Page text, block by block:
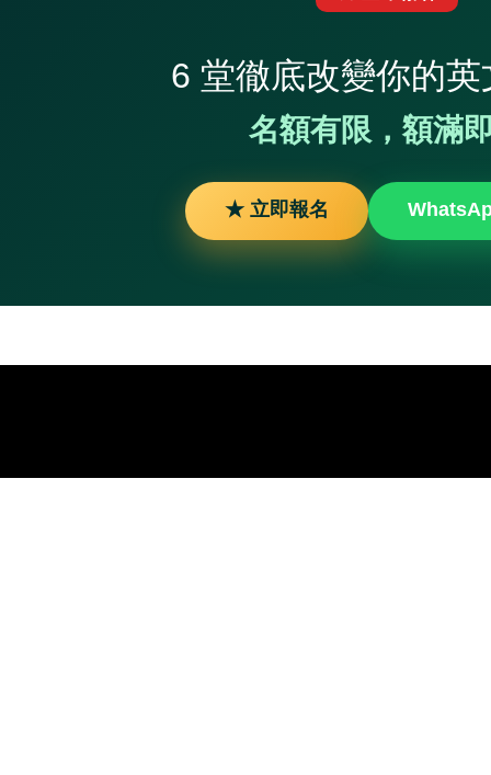
6 堂徹底改變你的英
名額有限，額滿
★ 立即報名